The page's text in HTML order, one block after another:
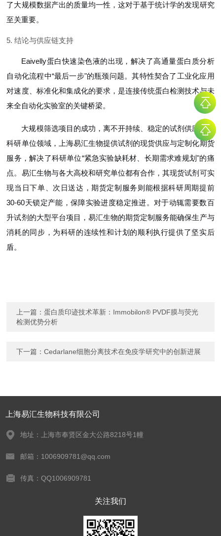
了大规模数据产出的质量均一性，这对于基于统计学的发现研究
至关重要。
5. 结论与供应链支持
Eaivelly蛋白快速染色液的出现，解决了高通量蛋白质分析
自动化流程中“最后一步"的瓶颈问题。其特性契合了工业化应用
对速度、标准化和集成化的要求，是连接传统蛋白检测技术与未
来全自动化实验室的关键桥梁。
大规模筛选项目的成功，离不开持续、稳定的试剂供应。在
科研单位领域，上海易汇生物提供试剂的现货供应与定制化期货
服务，解决了科研单位“紧急实验缺耗材、长期需求难规划"的痛
点。易汇生物与各大高校和研究单位都有合作，其现货试剂可实
现当日下单、次日送达，期货定制服务则能根据科研周期提前
30-60天锁定产能，保障实验进度稳定推进。对于动辄需要数百
升试剂的大型平台项目，易汇生物的期货定制服务能确保生产与
消耗的同步，为科研的连续性和计划的顺利执行提供了坚实后
盾。
上一篇：蛋白质印迹技术革新：Immobilon® PVDF膜与荧光
检测优势分析
下一篇：Cedarlane细胞分离技术在免疫学研究中的创新进展
上海易汇生物科技有限公司
地址：上海市奉贤区金大公路8218号1幢
邮箱：1006909781@qq.com
传真：QQ1006909781
关注我们